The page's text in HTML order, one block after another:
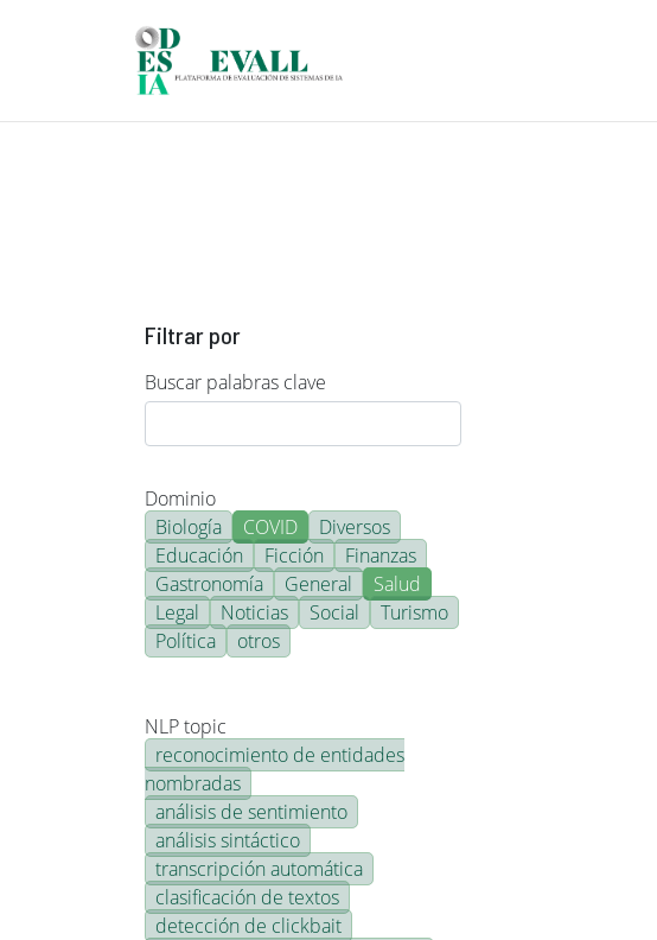
Filtrar por
Buscar palabras clave
Dominio
Biología
COVID
Diversos
Educación
Ficción
Finanzas
Gastronomía
General
Salud
Legal
Noticias Social
Turismo
Política
otros
NLP topic
reconocimiento de entidades
nombradas
análisis de sentimiento
análisis sintáctico
transcripción automática
clasificación de textos
detección de clickbait